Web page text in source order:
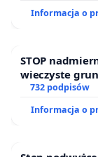
Informacja o
STOP
wieczyste
ogrody
732 podpisów
Informacja o